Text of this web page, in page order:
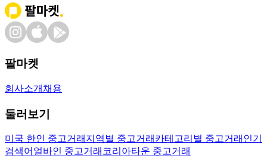
팔마켓
회사소개 채용
둘러보기
미국 한인 중고거래 지역별 중고거래 카테고리별 중고거래 인기
검색어 얼바인 중고거래 코리아타운 중고거래